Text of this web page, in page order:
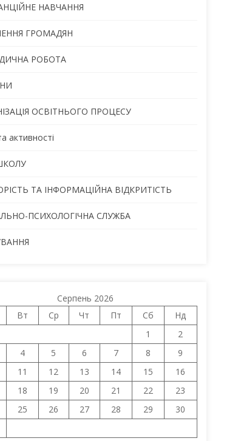
НАВЧАННЯ
ГРОМАДЯН
РОБОТА
ОСВІТНЬОГО ПРОЦЕСУ
активності
ТА ІНФОРМАЦІЙНА ВІДКРИТІСТЬ
ПСИХОЛОГІЧНА СЛУЖБА
Серпень 2026
Вт Ср Чт Пт Сб
Нд
1
2
4 5 6 7 8
9
11 12 13 14 15
16
18 19 20 21 22
23
25 26 27 28 29
30